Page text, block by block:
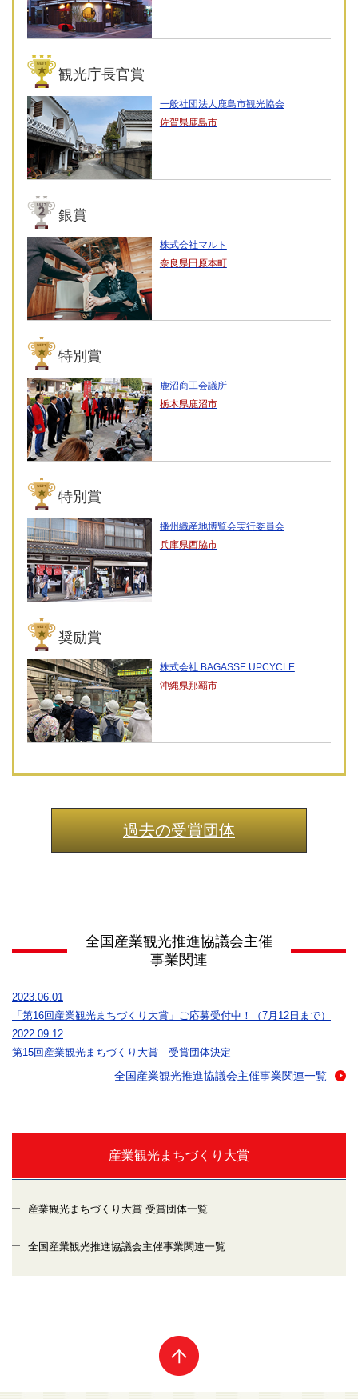
観光庁長官賞
一般社団法人鹿島市観光協会
佐賀県鹿島市
銀賞
株式会社マルト
奈良県田原本町
特別賞
鹿沼商工会議所
栃木県鹿沼市
特別賞
播州織産地博覧会実行委員会
兵庫県西脇市
奨励賞
株式会社 BAGASSE UPCYCLE
沖縄県那覇市
過去の受賞団体
全国産業観光推進協議会主催
事業関連
2023.06.01
「第16回産業観光まちづくり大賞」ご応募受付中！（7月12日まで）
2022.09.12
第15回産業観光まちづくり大賞 受賞団体決定
全国産業観光推進協議会主催事業関連一覧
産業観光まちづくり大賞
産業観光まちづくり大賞 受賞団体一覧
全国産業観光推進協議会主催事業関連一覧